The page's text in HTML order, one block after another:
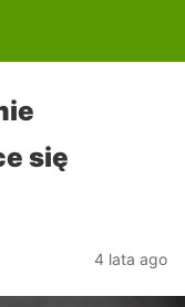
się
4 lata ago